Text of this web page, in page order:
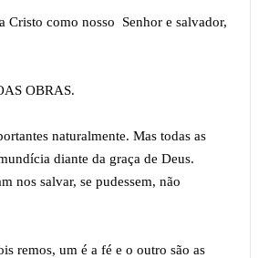
Cristo como nosso Senhor e salvador,
OBRAS.
naturalmente. Mas todas as
diante da graça de Deus.
nos salvar, se pudessem, não
remos, um é a fé e o outro são as